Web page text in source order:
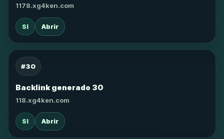
1178.xg4ken.com
SI Abrir
#30
Backlink generado 30
118.xg4ken.com
SI Abrir